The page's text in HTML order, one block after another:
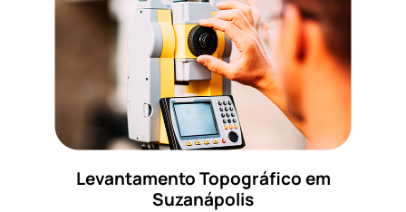
Levantamento Topográfico em
Suzanápolis